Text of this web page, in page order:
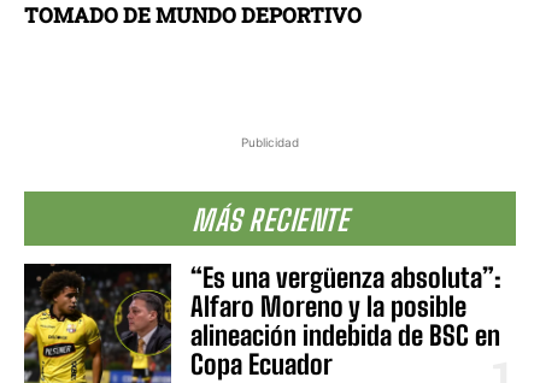
Publicidad
MÁS RECIENTE
“Es una vergüenza absoluta”:
Alfaro Moreno y la posible
alineación indebida de BSC en
Copa Ecuador
TOMADO DE MUNDO DEPORTIVO